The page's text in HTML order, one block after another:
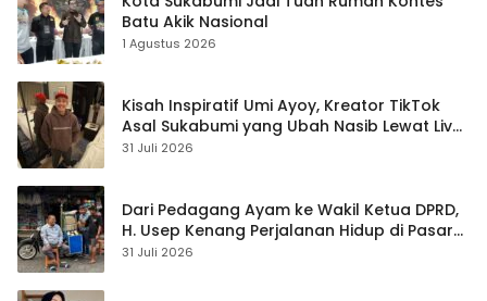
Batu Akik Nasional
1 Agustus 2026
Kisah Inspiratif Umi Ayoy, Kreator TikTok
Asal Sukabumi yang Ubah Nasib Lewat Live
Streaming
31 Juli 2026
Dari Pedagang Ayam ke Wakil Ketua DPRD,
H. Usep Kenang Perjalanan Hidup di Pasar
Cisaat
31 Juli 2026